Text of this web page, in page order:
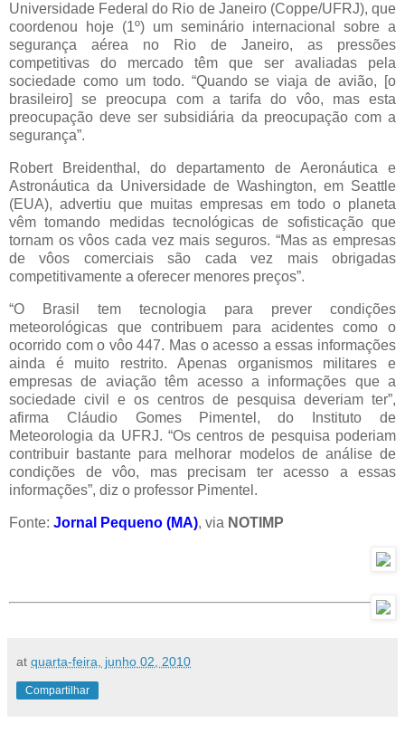
Universidade Federal do Rio de Janeiro (Coppe/UFRJ), que
coordenou hoje (1º) um seminário internacional sobre a
segurança aérea no Rio de Janeiro, as pressões
competitivas do mercado têm que ser avaliadas pela
sociedade como um todo. “Quando se viaja de avião, [o
brasileiro] se preocupa com a tarifa do vôo, mas esta
preocupação deve ser subsidiária da preocupação com a
segurança”.
Robert Breidenthal, do departamento de Aeronáutica e
Astronáutica da Universidade de Washington, em Seattle
(EUA), advertiu que muitas empresas em todo o planeta
vêm tomando medidas tecnológicas de sofisticação que
tornam os vôos cada vez mais seguros. “Mas as empresas
de vôos comerciais são cada vez mais obrigadas
competitivamente a oferecer menores preços”.
“O Brasil tem tecnologia para prever condições
meteorológicas que contribuem para acidentes como o
ocorrido com o vôo 447. Mas o acesso a essas informações
ainda é muito restrito. Apenas organismos militares e
empresas de aviação têm acesso a informações que a
sociedade civil e os centros de pesquisa deveriam ter”,
afirma Cláudio Gomes Pimentel, do Instituto de
Meteorologia da UFRJ. “Os centros de pesquisa poderiam
contribuir bastante para melhorar modelos de análise de
condições de vôo, mas precisam ter acesso a essas
informações”, diz o professor Pimentel.
Fonte: Jornal Pequeno (MA), via NOTIMP
at quarta-feira, junho 02, 2010
Compartilhar